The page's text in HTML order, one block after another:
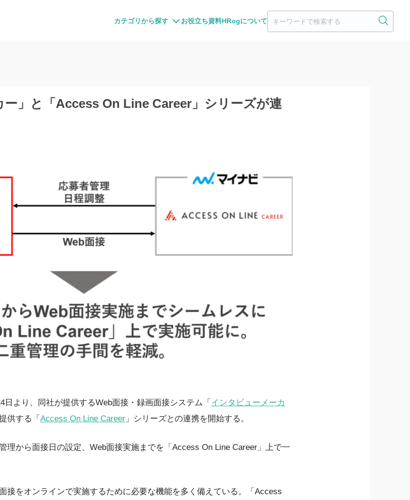
カテゴリから探す お役立ち資料HRogについて
ア
ー」と「Access On Line Career」シリーズが連
より、同社が提供するWeb面接・録画面接システム「 インタビューメーカ
供する「 Access On Line Career 」シリーズとの連携を開始する。
理から面接日の設定、Web面接実施までを「Access On Line Career」上で一
接をオンラインで実施するために必要な機能を多く備えている。「Access